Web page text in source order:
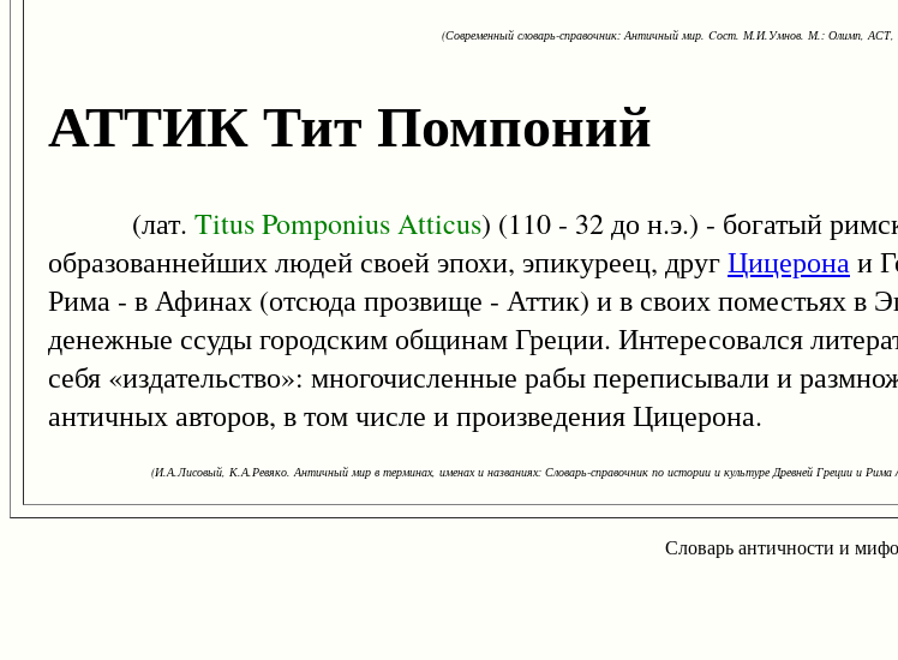
(Современный словарь-справочник: Античный мир. Cост. М.И.Умнов. М.: Олимп, АСТ,
АТТИК Тит Помпоний
(лат. TitusPomponiusAtticus) (110 - 32 до н.э.) - богатый
образованнейших людей своей эпохи, эпикуреец, другЦицеронаи
Рима - в Афинах (отсюда прозвище - Аттик) и в своих поместьях в
денежные ссуды городским общинам Греции. Интересовался
себя «издательство»: многочисленные рабы переписывали и
античных авторов, в том числе и произведения Цицерона.
(И.А.Лисовый, К.А.Ревяко. Античный мир в терминах, именах и названиях: Словарь-справочник по истории и культуре Древней Греции и
Словарь античности и